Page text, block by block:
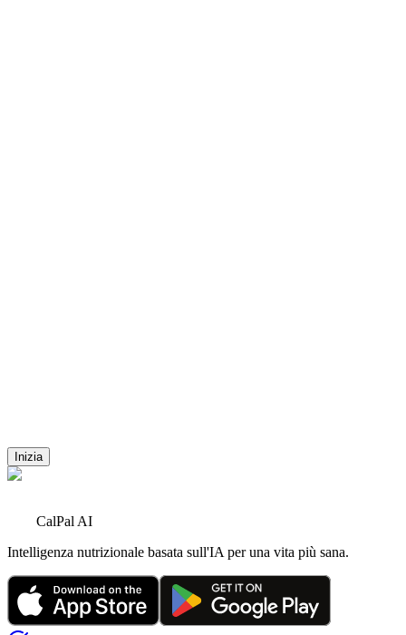
Inizia
Inizia
CalPal AI
Intelligenza nutrizionale basata sull'IA per una vita più sana.